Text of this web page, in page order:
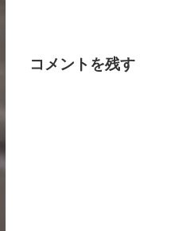
コメントを残す